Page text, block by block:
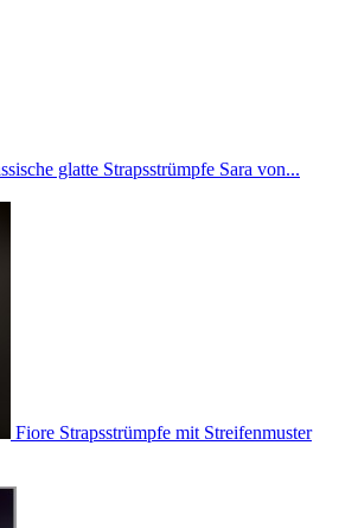
glatte Strapsstrümpfe Sara von...
Fiore Strapsstrümpfe mit Streifenmuster